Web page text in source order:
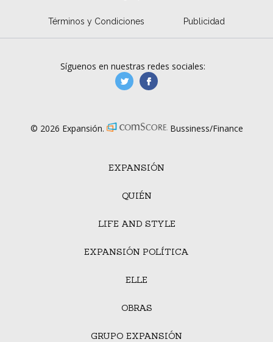
Términos y Condiciones Publicidad
EXPANSIÓN
QUIÉN
LIFE AND STYLE
EXPANSIÓN POLÍTICA
ELLE
OBRAS
GRUPO EXPANSIÓN
Síguenos en nuestras redes sociales:
manufacturaGE
© 2026 Expansión. Bussiness/Finance